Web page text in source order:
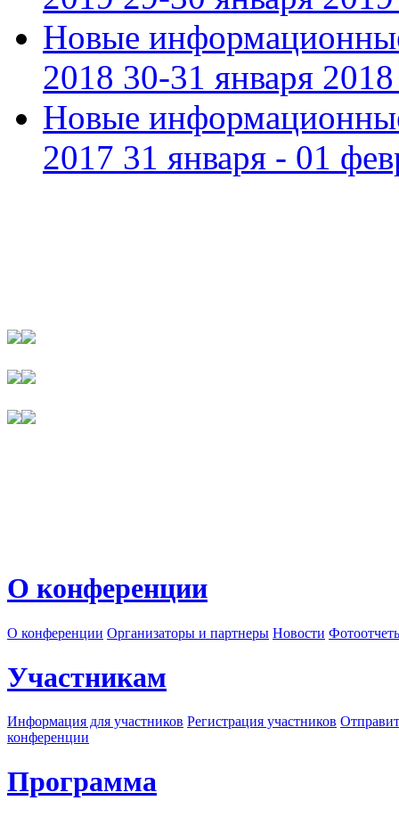
Новые
2018 30-31 января 2018
Новые
2017 31 января - 01
О конференции
О конференции Организаторы и партнеры Новости
Участникам
Информация для участников Регистрация участников
конференции
Программа